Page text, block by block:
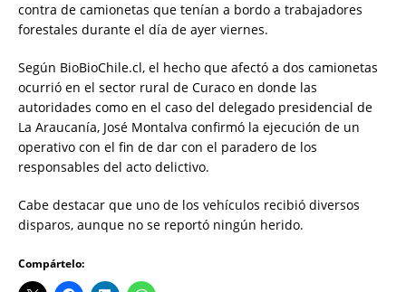
contra de camionetas que tenían a bordo a trabajadores
forestales durante el día de ayer viernes.
Según BioBioChile.cl, el hecho que afectó a dos camionetas
ocurrió en el sector rural de Curaco en donde las
autoridades como en el caso del delegado presidencial de
La Araucanía, José Montalva confirmó la ejecución de un
operativo con el fin de dar con el paradero de los
responsables del acto delictivo.
Cabe destacar que uno de los vehículos recibió diversos
disparos, aunque no se reportó ningún herido.
Compártelo: